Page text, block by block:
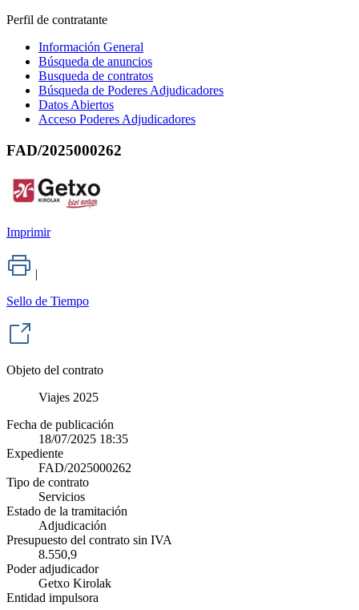
Perfil de contratante
Información General
Búsqueda de anuncios
Busqueda de contratos
Búsqueda de Poderes Adjudicadores
Datos Abiertos
Acceso Poderes Adjudicadores
FAD/2025000262
Imprimir
|
Sello de Tiempo
Objeto del contrato
Viajes 2025
Fecha de publicación
18/07/2025 18:35
Expediente
FAD/2025000262
Tipo de contrato
Servicios
Estado de la tramitación
Adjudicación
Presupuesto del contrato sin IVA
8.550,9
Poder adjudicador
Getxo Kirolak
Entidad impulsora